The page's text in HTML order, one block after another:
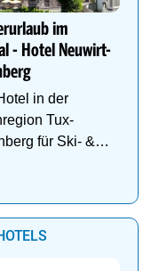
im
- Hotel Neuwirt-
in der
Tux-
für Ski- &